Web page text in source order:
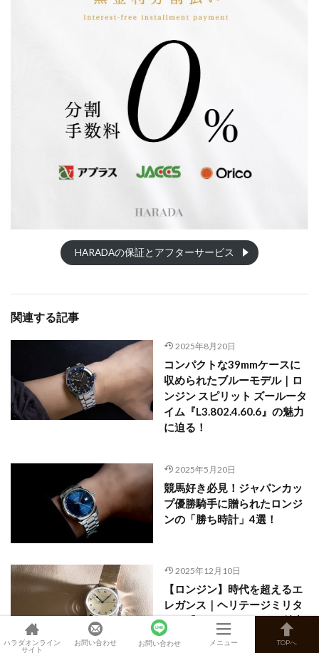
HARADAの保証とアフターサービス
関連する記事
2025年8月20日
コンパクトな39mmケースに
収められたブルーモデル｜ロ
ンジン スピリット ズールータ
イム『L3.802.4.60.6』の魅力
に迫る！
2025年5月20日
競馬好き必見！ジャパンカッ
プ優勝騎手に贈られたロンジ
ンの「勝ち時計」4選！
2025年12月10日
【ロンジン】時代を超えるエ
レガンス｜ヘリテージミリタ
リー『L2.819.4.93.2』の魅力
ハラダオンライン
サイト
お問い合わせ お問い合わせ メニュー TOPへ